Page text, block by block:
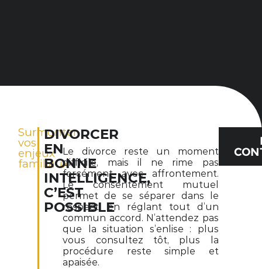
Surmonter
vos
enjeux
familiaux
DIVORCER
EN
BONNE
INTELLIGENCE,
C’EST
POSSIBLE
Le divorce reste un moment
difficile, mais il ne rime pas
forcément avec affrontement.
Le consentement mutuel
permet de se séparer dans le
respect, en réglant tout d’un
commun accord. N’attendez pas
que la situation s’enlise : plus
vous consultez tôt, plus la
procédure reste simple et
apaisée.